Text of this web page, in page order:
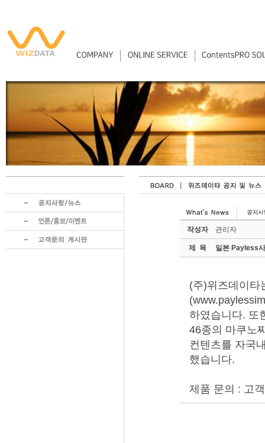
작성자 관리자
제 목 일본 Payless
(주)위즈데이타
하였습니다. 또
46종의 마쿠노
컨텐츠를 자국
했습니다.
제품 문의 : 고